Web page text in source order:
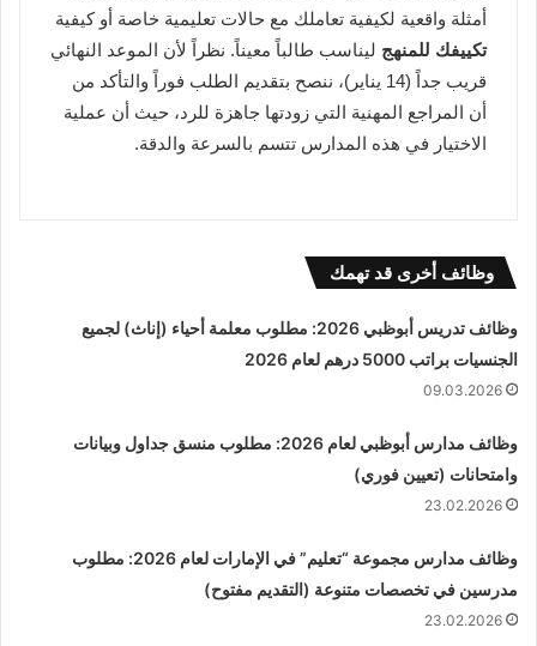
أمثلة واقعية لكيفية تعاملك مع حالات تعليمية خاصة أو كيفية
تكييفك للمنهج ليناسب طالباً معيناً. نظراً لأن الموعد النهائي
قريب جداً (14 يناير)، ننصح بتقديم الطلب فوراً والتأكد من
أن المراجع المهنية التي زودتها جاهزة للرد، حيث أن عملية
الاختيار في هذه المدارس تتسم بالسرعة والدقة.
وظائف أخرى قد تهمك
وظائف تدريس أبوظبي 2026: مطلوب معلمة أحياء (إناث) لجميع
الجنسيات براتب 5000 درهم لعام 2026
09.03.2026
وظائف مدارس أبوظبي لعام 2026: مطلوب منسق جداول وبيانات
وامتحانات (تعيين فوري)
23.02.2026
وظائف مدارس مجموعة “تعليم” في الإمارات لعام 2026: مطلوب
مدرسين في تخصصات متنوعة (التقديم مفتوح)
23.02.2026